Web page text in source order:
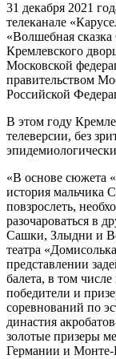
31 декабря 2021
телеканале
«Волшебная
Кремлевского
Московской
правительством
Российской
В этом году
телеверсии, без
«В основе сюжета
история мальчика
повзрослеть,
разочароваться в
Сашки, Злыдни и
театра
представлении
балета, в том
победители и
соревнований по
династия
золотые призеры
Германии и